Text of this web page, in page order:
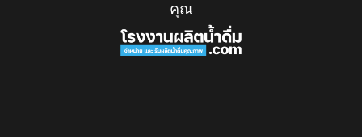
คุณ